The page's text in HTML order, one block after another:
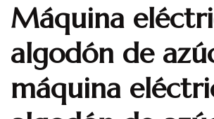
Máquina
algodón de
máquina